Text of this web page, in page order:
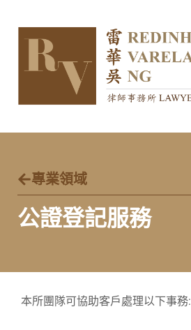
專業領域
公證登記服務
本所團隊可協助客戶處理以下事務: